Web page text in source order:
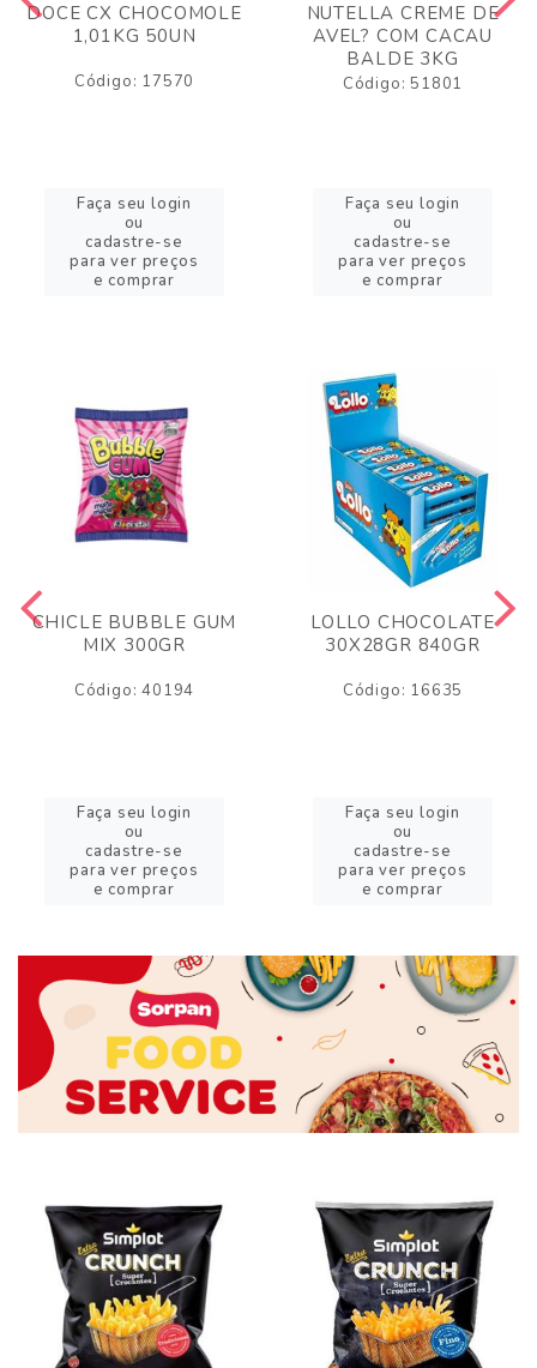
DOCE CX CHOCOMOLE
1,01KG 50UN
Código: 17570
Faça seu login
ou
cadastre-se
para ver preços
e comprar
NUTELLA CREME DE
AVEL? COM CACAU
BALDE 3KG
Código: 51801
Faça seu login
ou
cadastre-se
para ver preços
e comprar
CHICLE BUBBLE GUM
MIX 300GR
Código: 40194
Faça seu login
ou
cadastre-se
para ver preços
e comprar
LOLLO CHOCOLATE
30X28GR 840GR
Código: 16635
Faça seu login
ou
cadastre-se
para ver preços
e comprar